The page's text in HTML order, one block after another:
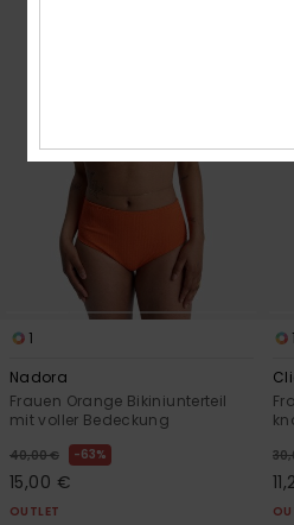
1
Nadora
Frauen Orange Bikiniunterteil
mit voller Bedeckung
40,00 € 63%
15,00 €
OUTLET
1